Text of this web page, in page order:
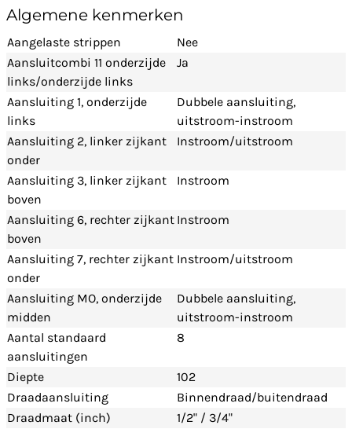
Algemene kenmerken
Aangelaste strippen
Nee
Aansluitcombi 11 onderzijde
links/onderzijde links
Ja
Aansluiting 1, onderzijde
links
Dubbele aansluiting,
uitstroom-instroom
Aansluiting 2, linker zijkant
onder
Instroom/uitstroom
Aansluiting 3, linker zijkant
boven
Instroom
Aansluiting 6, rechter zijkant
boven
Instroom
Aansluiting 7, rechter zijkant
onder
Instroom/uitstroom
Aansluiting MO, onderzijde
midden
Dubbele aansluiting,
uitstroom-instroom
Aantal standaard
aansluitingen
8
Diepte
102
Draadaansluiting
Binnendraad/buitendraad
Draadmaat (inch)
1/2" / 3/4"